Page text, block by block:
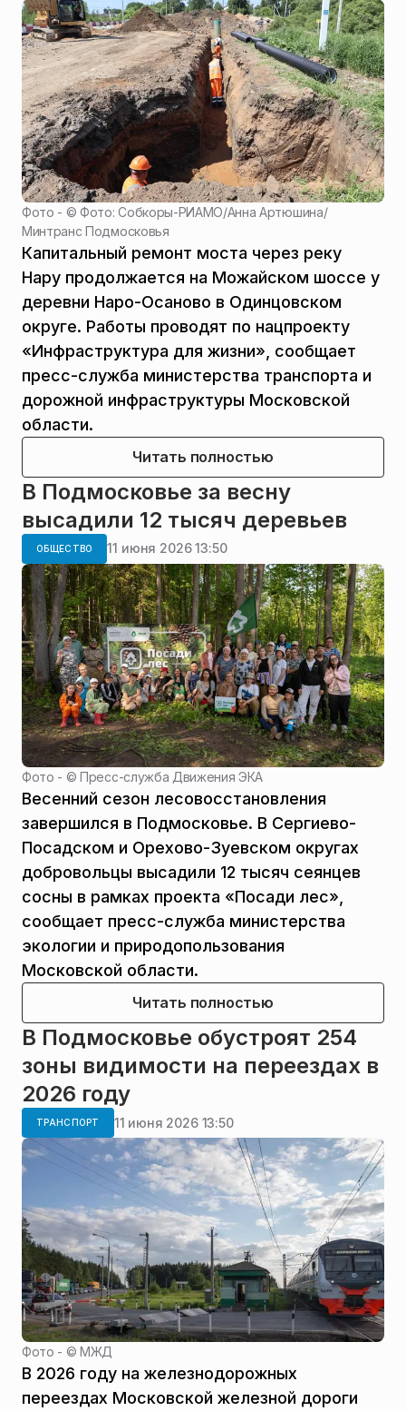
Фото - ©Фото: Собкоры-РИАМО/Анна Артюшина/
Минтранс Подмосковья
Капитальный ремонт моста через реку
Нару продолжается на Можайском шоссе у
деревни Наро-Осаново в Одинцовском
округе. Работы проводят по нацпроекту
«Инфраструктура для жизни», сообщает
пресс-служба министерства транспорта и
дорожной инфраструктуры Московской
области.
Читать полностью
В Подмосковье за весну
высадили 12 тысяч деревьев
ОБЩЕСТВО 11 июня 2026 13:50
Фото - ©Пресс-служба Движения ЭКА
Весенний сезон лесовосстановления
завершился в Подмосковье. В Сергиево-
Посадском и Орехово-Зуевском округах
добровольцы высадили 12 тысяч сеянцев
сосны в рамках проекта «Посади лес»,
сообщает пресс-служба министерства
экологии и природопользования
Московской области.
Читать полностью
В Подмосковье обустроят 254
зоны видимости на переездах в
2026 году
ТРАНСПОРТ 11 июня 2026 13:50
Фото - ©МЖД
В 2026 году на железнодорожных
переездах Московской железной дороги